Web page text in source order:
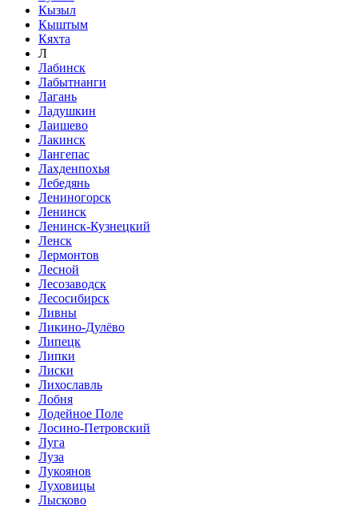
Кызыл
Кыштым
Кяхта
Л
Лабинск
Лабытнанги
Лагань
Ладушкин
Лаишево
Лакинск
Лангепас
Лахденпохья
Лебедянь
Лениногорск
Ленинск
Ленинск-Кузнецкий
Ленск
Лермонтов
Лесной
Лесозаводск
Лесосибирск
Ливны
Ликино-Дулёво
Липецк
Липки
Лиски
Лихославль
Лобня
Лодейное Поле
Лосино-Петровский
Луга
Луза
Лукоянов
Луховицы
Лысково